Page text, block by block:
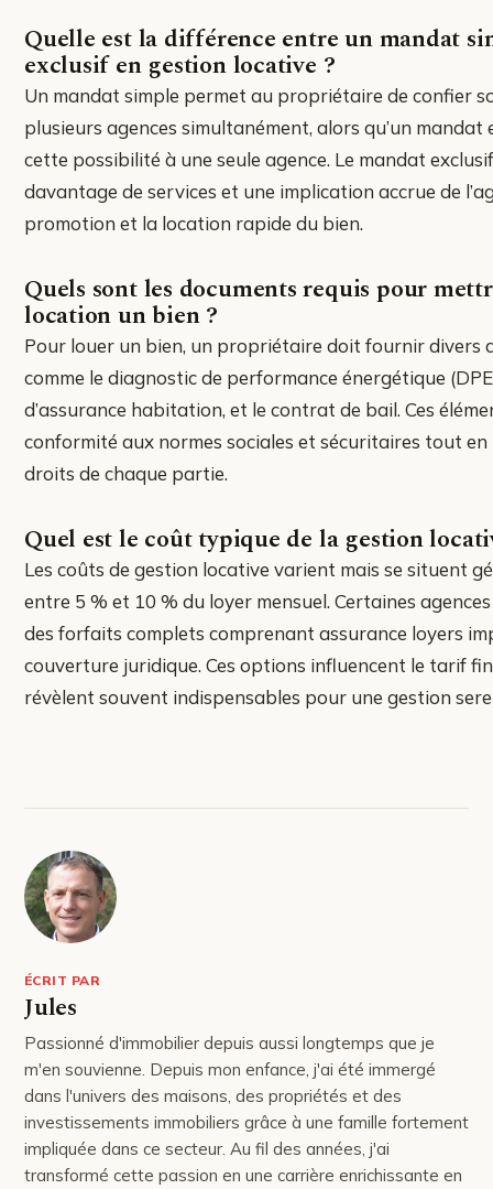
Quelle est la différence entre un mandat
exclusif en gestion locative ?
Un mandat simple permet au propriétaire de confier
plusieurs agences simultanément, alors qu’un mandat
cette possibilité à une seule agence. Le mandat
davantage de services et une implication accrue de
promotion et la location rapide du bien.
Quels sont les documents requis pour
location un bien ?
Pour louer un bien, un propriétaire doit fournir divers
comme le diagnostic de performance énergétique
d’assurance habitation, et le contrat de bail. Ces
conformité aux normes sociales et sécuritaires tout
droits de chaque partie.
Quel est le coût typique de la gestion
Les coûts de gestion locative varient mais se situent
entre 5 % et 10 % du loyer mensuel. Certaines
des forfaits complets comprenant assurance loyers
couverture juridique. Ces options influencent le tarif
révèlent souvent indispensables pour une gestion
ÉCRIT PAR
Jules
Passionné d'immobilier depuis aussi longtemps que je
m'en souvienne. Depuis mon enfance, j'ai été immergé
dans l'univers des maisons, des propriétés et des
investissements immobiliers grâce à une famille fortement
impliquée dans ce secteur. Au fil des années, j'ai
transformé cette passion en une carrière enrichissante en